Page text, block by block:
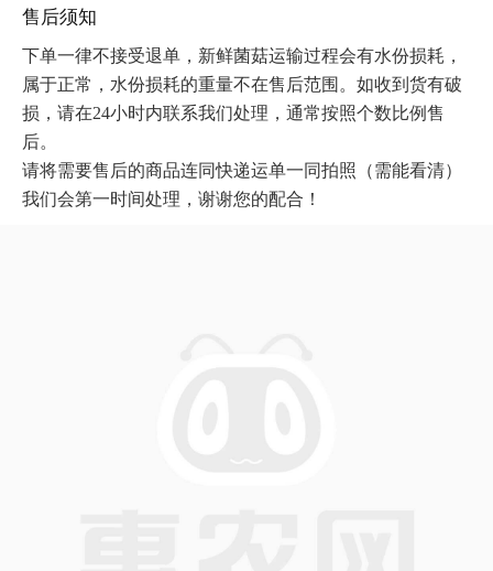
售后须知
下单一律不接受退单，新鲜菌菇运输过程会有水份损耗，
属于正常，水份损耗的重量不在售后范围。如收到货有破
损，请在24小时内联系我们处理，通常按照个数比例售
后。
请将需要售后的商品连同快递运单一同拍照（需能看清）
我们会第一时间处理，谢谢您的配合！